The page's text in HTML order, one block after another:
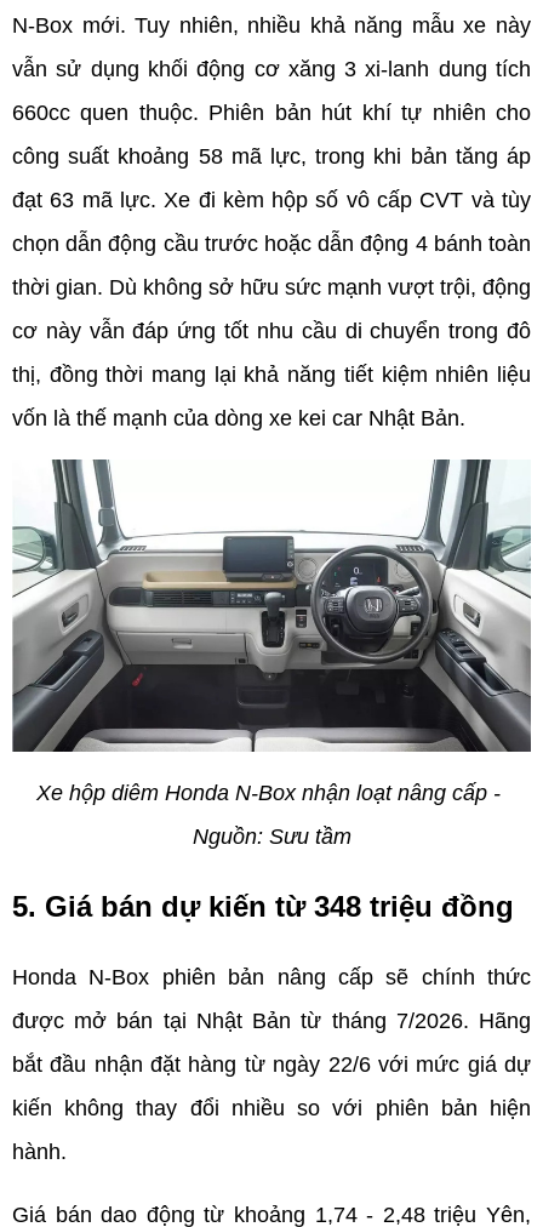
N-Box mới. Tuy nhiên, nhiều khả năng mẫu xe này
vẫn sử dụng khối động cơ xăng 3 xi-lanh dung tích
660cc quen thuộc. Phiên bản hút khí tự nhiên cho
công suất khoảng 58 mã lực, trong khi bản tăng áp
đạt 63 mã lực. Xe đi kèm hộp số vô cấp CVT và tùy
chọn dẫn động cầu trước hoặc dẫn động 4 bánh toàn
thời gian. Dù không sở hữu sức mạnh vượt trội, động
cơ này vẫn đáp ứng tốt nhu cầu di chuyển trong đô
thị, đồng thời mang lại khả năng tiết kiệm nhiên liệu
vốn là thế mạnh của dòng xe kei car Nhật Bản.
Xe hộp diêm Honda N-Box nhận loạt nâng cấp -
Nguồn: Sưu tầm
5. Giá bán dự kiến từ 348 triệu đồng
Honda N-Box phiên bản nâng cấp sẽ chính thức
được mở bán tại Nhật Bản từ tháng 7/2026. Hãng
bắt đầu nhận đặt hàng từ ngày 22/6 với mức giá dự
kiến không thay đổi nhiều so với phiên bản hiện
hành.
Giá bán dao động từ khoảng 1,74 - 2,48 triệu Yên,